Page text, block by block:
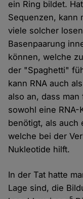
ein Ring bildet.
Sequenzen, kann
viele solcher
Basenpaarung
können, welche
der "Spaghetti"
kann RNA auch
also an, dass
sowohl eine RNA-
benötigt, als auch
welche bei der
Nukleotide hilft.
In der Tat hatte
Lage sind, die